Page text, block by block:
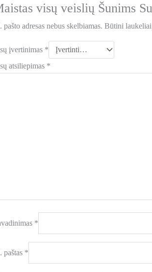
visų veislių Šunims
pašto adresas nebus skelbiamas. Būtini
įvertinimas *
atsiliepimas *
*
paštas *